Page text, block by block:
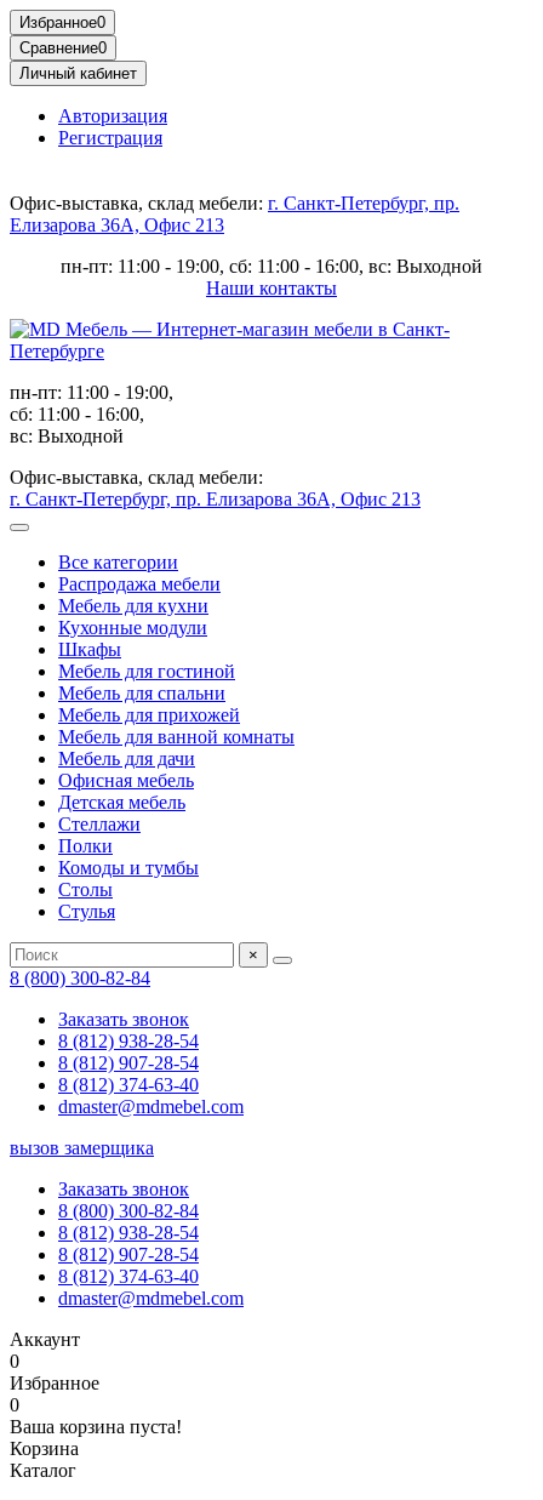
Избранное0
Сравнение0
Личный кабинет
Авторизация
Регистрация
Офис-выставка, склад мебели: г. Санкт-Петербург, пр.
Елизарова 36А, Офис 213
пн-пт: 11:00 - 19:00, сб: 11:00 - 16:00, вс: Выходной
Наши контакты
пн-пт: 11:00 - 19:00,
сб: 11:00 - 16:00,
вс: Выходной
Офис-выставка, склад мебели:
г. Санкт-Петербург, пр. Елизарова 36А, Офис 213
Все категории
Распродажа мебели
Мебель для кухни
Кухонные модули
Шкафы
Мебель для гостиной
Мебель для спальни
Мебель для прихожей
Мебель для ванной комнаты
Мебель для дачи
Офисная мебель
Детская мебель
Стеллажи
Полки
Комоды и тумбы
Столы
Стулья
×
8 (800) 300-82-84
Заказать звонок
8 (812) 938-28-54
8 (812) 907-28-54
8 (812) 374-63-40
dmaster@mdmebel.com
вызов замерщика
Заказать звонок
8 (800) 300-82-84
8 (812) 938-28-54
8 (812) 907-28-54
8 (812) 374-63-40
dmaster@mdmebel.com
Аккаунт
0
Избранное
0
Ваша корзина пуста!
Корзина
Каталог